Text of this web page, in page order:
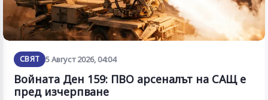
СВЯТ 5 Август 2026, 04:04
Войната Ден 159: ПВО арсеналът на САЩ е
пред изчерпване